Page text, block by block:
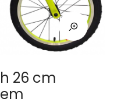
26 cm